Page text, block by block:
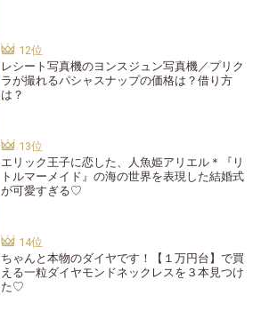
レシート写真機のヨンスジュン写真機／プリク
ラが撮れるパシャスナップの価格は？借り方
は？
エリック王子に恋した、人魚姫アリエル＊『リ
トルマーメイド』の海の世界を表現した結婚式
が可愛すぎる♡
ちゃんと本物のダイヤです！【１万円台】で買
える一粒ダイヤモンドネックレスを３本見つけ
た♡